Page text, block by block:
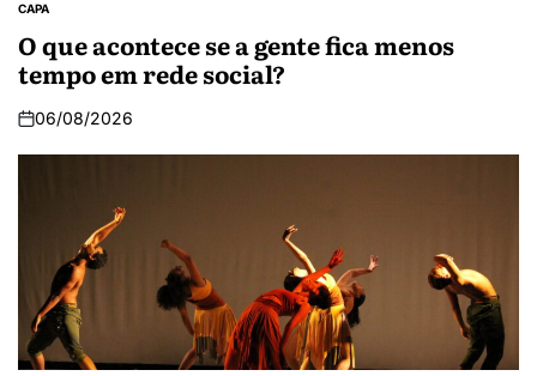
CAPA
O que acontece se a gente fica menos
tempo em rede social?
06/08/2026